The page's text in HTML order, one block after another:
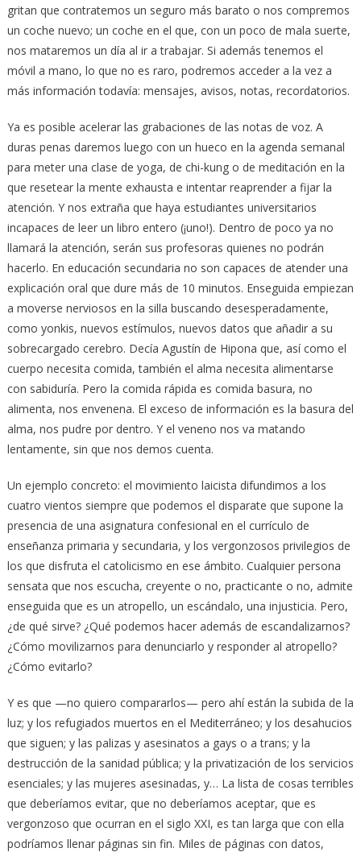
gritan que contratemos un seguro más barato o nos compremos
un coche nuevo; un coche en el que, con un poco de mala suerte,
nos mataremos un día al ir a trabajar. Si además tenemos el
móvil a mano, lo que no es raro, podremos acceder a la vez a
más información todavía: mensajes, avisos, notas, recordatorios.
Ya es posible acelerar las grabaciones de las notas de voz. A
duras penas daremos luego con un hueco en la agenda semanal
para meter una clase de yoga, de chi-kung o de meditación en la
que resetear la mente exhausta e intentar reaprender a fijar la
atención. Y nos extraña que haya estudiantes universitarios
incapaces de leer un libro entero (¡uno!). Dentro de poco ya no
llamará la atención, serán sus profesoras quienes no podrán
hacerlo. En educación secundaria no son capaces de atender una
explicación oral que dure más de 10 minutos. Enseguida empiezan
a moverse nerviosos en la silla buscando desesperadamente,
como yonkis, nuevos estímulos, nuevos datos que añadir a su
sobrecargado cerebro. Decía Agustín de Hipona que, así como el
cuerpo necesita comida, también el alma necesita alimentarse
con sabiduría. Pero la comida rápida es comida basura, no
alimenta, nos envenena. El exceso de información es la basura del
alma, nos pudre por dentro. Y el veneno nos va matando
lentamente, sin que nos demos cuenta.
Un ejemplo concreto: el movimiento laicista difundimos a los
cuatro vientos siempre que podemos el disparate que supone la
presencia de una asignatura confesional en el currículo de
enseñanza primaria y secundaria, y los vergonzosos privilegios de
los que disfruta el catolicismo en ese ámbito. Cualquier persona
sensata que nos escucha, creyente o no, practicante o no, admite
enseguida que es un atropello, un escándalo, una injusticia. Pero,
¿de qué sirve? ¿Qué podemos hacer además de escandalizarnos?
¿Cómo movilizarnos para denunciarlo y responder al atropello?
¿Cómo evitarlo?
Y es que —no quiero compararlos— pero ahí están la subida de la
luz; y los refugiados muertos en el Mediterráneo; y los desahucios
que siguen; y las palizas y asesinatos a gays o a trans; y la
destrucción de la sanidad pública; y la privatización de los servicios
esenciales; y las mujeres asesinadas, y… La lista de cosas terribles
que deberíamos evitar, que no deberíamos aceptar, que es
vergonzoso que ocurran en el siglo XXI, es tan larga que con ella
podríamos llenar páginas sin fin. Miles de páginas con datos,